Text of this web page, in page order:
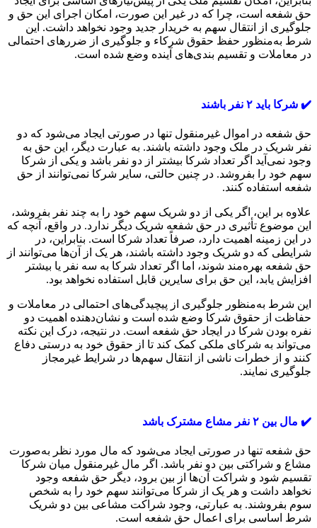
حق شفعه است، چرا که در غیر این صورت، امکان اجرای این حق و
جلوگیری از انتقال سهم به خریدار جدید وجود نخواهد داشت. این
شرط به‌منظور حفظ حقوق شرکاء و جلوگیری از ضررهای احتمالی
در معاملات و تقسیم‌ بندی‌های آینده وضع شده است.
✔️ شرکا باید ۲ نفر باشند
حق شفعه در اموال غیرمنقول تنها در صورتی ایجاد می‌شود که دو
نفر شریک در ملک وجود داشته باشند. به عبارت دیگر، این حق به
وجود نمی‌آید اگر تعداد شرکا بیشتر از دو نفر باشد و یکی از شرکا
سهم خود را بفروشد. در چنین حالتی، سایر شرکا نمی‌توانند از حق
شفعه استفاده کنند.
علاوه بر این، اگر یکی از دو شریک سهم خود را به چند نفر بفروشد،
این موضوع تأثیری در حق شفعه شریک دیگر ندارد. در واقع، آنچه که
در این زمینه اهمیت دارد، صرفاً تعداد شرکا است. بنابراین، در
شرایطی که دو شریک وجود داشته باشند، هر یک از آن‌ها می‌توانند از
حق شفعه بهره‌مند شوند، اما اگر تعداد شرکا به سه نفر یا بیشتر
افزایش یابد، این حق برای سایرین قابل استفاده نخواهد بود.
این شرط به‌منظور جلوگیری از پیچیدگی‌های احتمالی در معاملات و
حفاظت از حقوق شرکا وضع شده است و نشان‌دهنده اهمیت دو
نفره بودن شرکا در ایجاد حق شفعه است. در نتیجه، درک این نکته
می‌تواند به شرکای ملکی کمک کند تا از حقوق خود به درستی دفاع
کنند و از خطرات ناشی از انتقال سهم‌ها در شرایط غیرمجاز
جلوگیری نمایند.
✔️ مال بین ۲ نفر مشاع مشترک باشد
حق شفعه تنها در صورتی ایجاد می‌شود که مال مورد نظر به‌صورت
مشاع و شراکتی بین دو نفر باشد. اگر مال غیرمنقول میان شرکا
تقسیم شود و شراکت آن‌ها از بین برود، دیگر حق شفعه وجود
نخواهد داشت و هر یک از شرکا می‌توانند سهم خود را به شخص
سوم بفروشند. به عبارتی، وجود شراکت مشاعی بین دو شریک
شرط اساسی برای اعمال حق شفعه است.